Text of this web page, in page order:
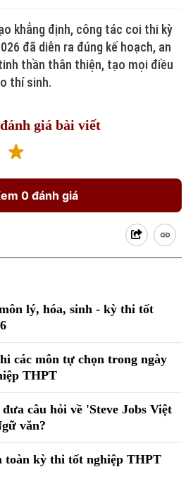
khẳng định, công tác coi thi kỳ
đã diễn ra đúng kế hoạch, an
thần thân thiện, tạo mọi điều
thí sinh.
giá bài viết
0 đánh giá
lý, hóa, sinh - kỳ thi tốt
các môn tự chọn trong ngày
THPT
câu hỏi về 'Steve Jobs Việt
văn?
toàn kỳ thi tốt nghiệp THPT